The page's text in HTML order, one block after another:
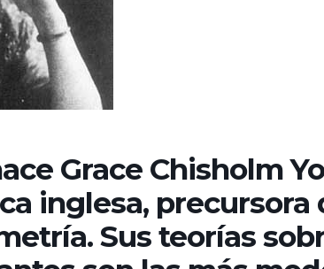
Grace Chisholm
inglesa, precursora
Sus teorías